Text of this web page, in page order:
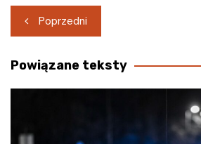
Nawigacja
wpisu
Poprzedni
Powiązane teksty